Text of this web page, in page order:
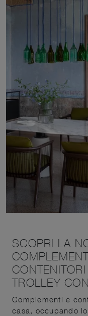
SCOPRI LA
TROLLEY
Complementi e
casa, occupando